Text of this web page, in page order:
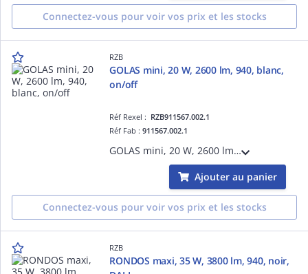
Connectez-vous pour voir vos prix et les stocks
RZB
GOLAS mini, 20 W, 2600 lm, 940, blanc,
on/off
Réf Rexel : RZB911567.002.1
Réf Fab :911567.002.1
GOLAS mini, 20 W, 2600 lm, 940, blanc, on/off, Projecteurs à encastrer, D 143 H 3 HEL 115, 31°
Ajouter au panier
Connectez-vous pour voir vos prix et les stocks
RZB
RONDOS maxi, 35 W, 3800 lm, 940, noir,